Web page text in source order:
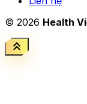
© 2026 Health
keyboard_double_arrow_up